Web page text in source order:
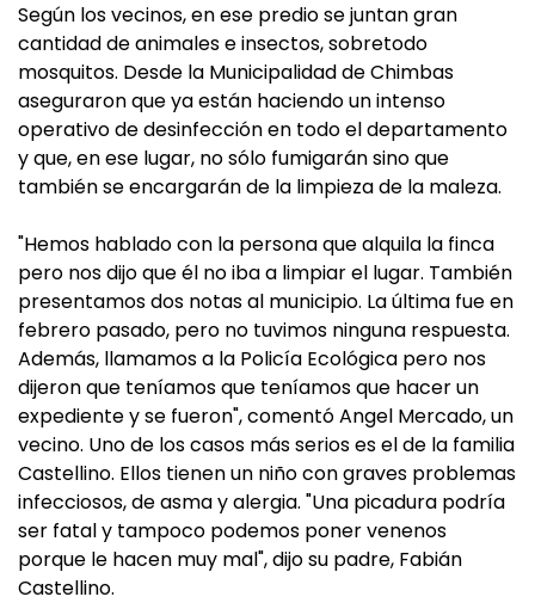
Según los vecinos, en ese predio se juntan gran
cantidad de animales e insectos, sobretodo
mosquitos. Desde la Municipalidad de Chimbas
aseguraron que ya están haciendo un intenso
operativo de desinfección en todo el departamento
y que, en ese lugar, no sólo fumigarán sino que
también se encargarán de la limpieza de la maleza.
"Hemos hablado con la persona que alquila la finca
pero nos dijo que él no iba a limpiar el lugar. También
presentamos dos notas al municipio. La última fue en
febrero pasado, pero no tuvimos ninguna respuesta.
Además, llamamos a la Policía Ecológica pero nos
dijeron que teníamos que teníamos que hacer un
expediente y se fueron", comentó Angel Mercado, un
vecino. Uno de los casos más serios es el de la familia
Castellino. Ellos tienen un niño con graves problemas
infecciosos, de asma y alergia. "Una picadura podría
ser fatal y tampoco podemos poner venenos
porque le hacen muy mal", dijo su padre, Fabián
Castellino.